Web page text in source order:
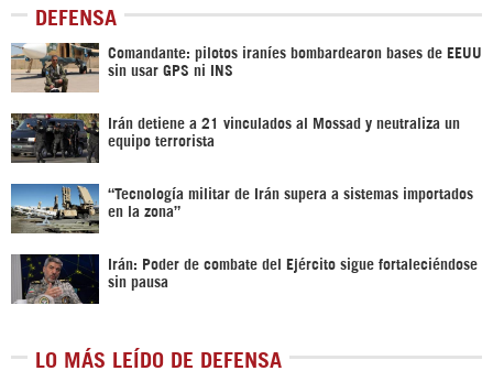
DEFENSA
Comandante: pilotos iraníes bombardearon bases de EEUU
sin usar GPS ni INS
Irán detiene a 21 vinculados al Mossad y neutraliza un
equipo terrorista
“Tecnología militar de Irán supera a sistemas importados
en la zona”
Irán: Poder de combate del Ejército sigue fortaleciéndose
sin pausa
LO MÁS LEÍDO DE DEFENSA